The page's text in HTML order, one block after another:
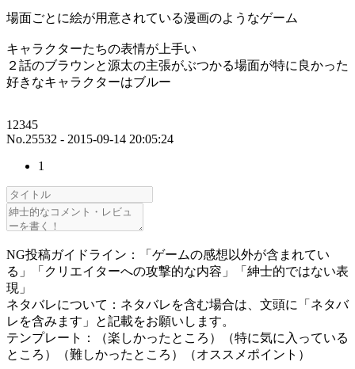
場面ごとに絵が用意されている漫画のようなゲーム
キャラクターたちの表情が上手い
２話のブラウンと源太の主張がぶつかる場面が特に良かった
好きなキャラクターはブルー
12345
No.25532 - 2015-09-14 20:05:24
1
NG投稿ガイドライン：「ゲームの感想以外が含まれてい
る」「クリエイターへの攻撃的な内容」「紳士的ではない表
現」
ネタバレについて：ネタバレを含む場合は、文頭に「ネタバ
レを含みます」と記載をお願いします。
テンプレート：（楽しかったところ）（特に気に入っている
ところ）（難しかったところ）（オススメポイント）